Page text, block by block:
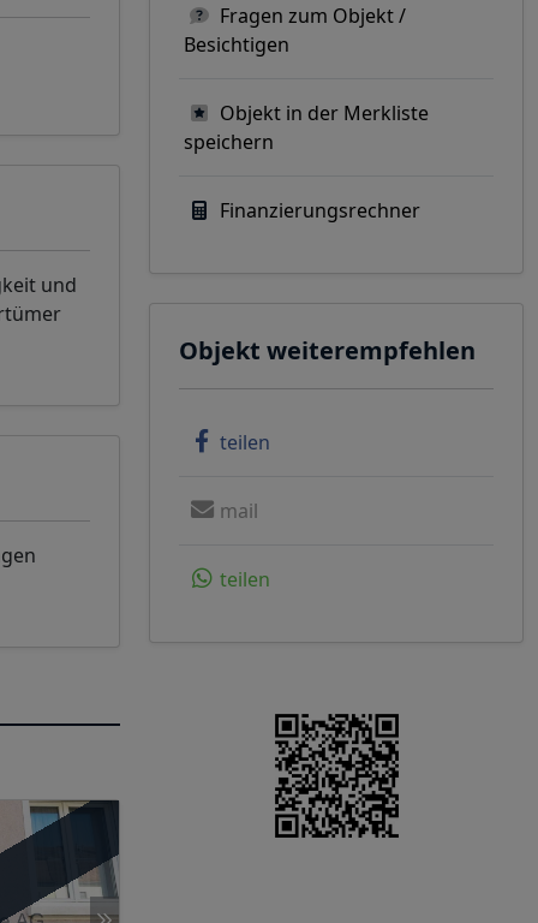
und
Fragen zum Objekt /
Besichtigen
Objekt in der Merkliste
speichern
Finanzierungsrechner
Objekt weiterempfehlen
teilen
mail
teilen